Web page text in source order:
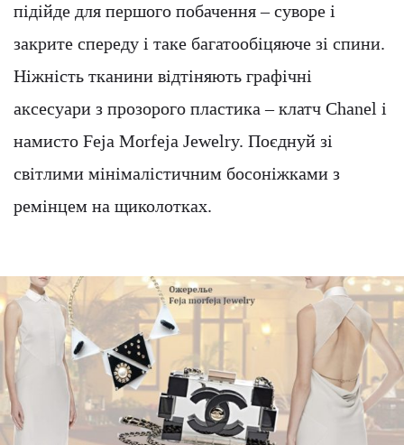
підійде для першого побачення – суворе і
закрите спереду і таке багатообіцяюче зі спини.
Ніжність тканини відтіняють графічні
аксесуари з прозорого пластика – клатч Chanel і
намисто Feja Morfeja Jewelry. Поєднуй зі
світлими мінімалістичним босоніжками з
ремінцем на щиколотках.